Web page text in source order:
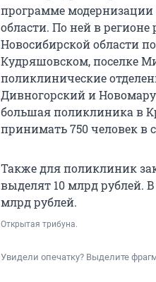
программе модернизации
области. По ней в
Новосибирской области
Кудряшовском, поселке
поликлинические
Дивногорский и
большая поликлиника в
принимать 750 человек в
Также для поликлиник
выделят 10 млрд рублей.
млрд рублей.
Открытая трибуна.
Увидели опечатку? Выделите